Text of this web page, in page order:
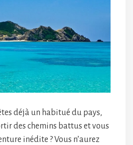
déjà un habitué du pays,
des chemins battus et vous
inédite ? Vous n’aurez